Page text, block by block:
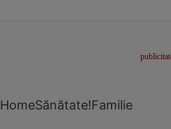
HomeSănătate!Familie